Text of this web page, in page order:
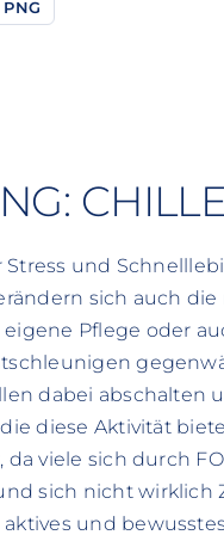
PNG
Stress und
sich auch
Pflege oder
dabei abschalten
die diese Aktivität
viele sich durch
sich nicht wirklich
und